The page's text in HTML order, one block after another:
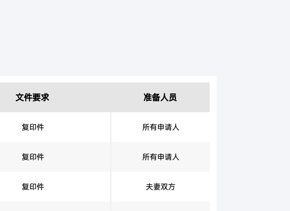
文件要求 准备人员
复印件 所有申请人
复印件 所有申请人
复印件 夫妻双方